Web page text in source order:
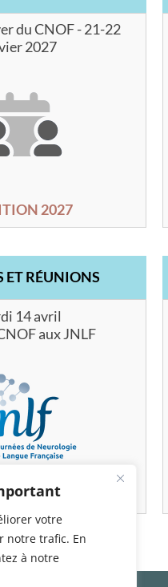
votre
notre trafic. En
à notre
du CNOF - 21-22
2027
2027
ET RÉUNIONS
14 avril
aux JNLF
2026